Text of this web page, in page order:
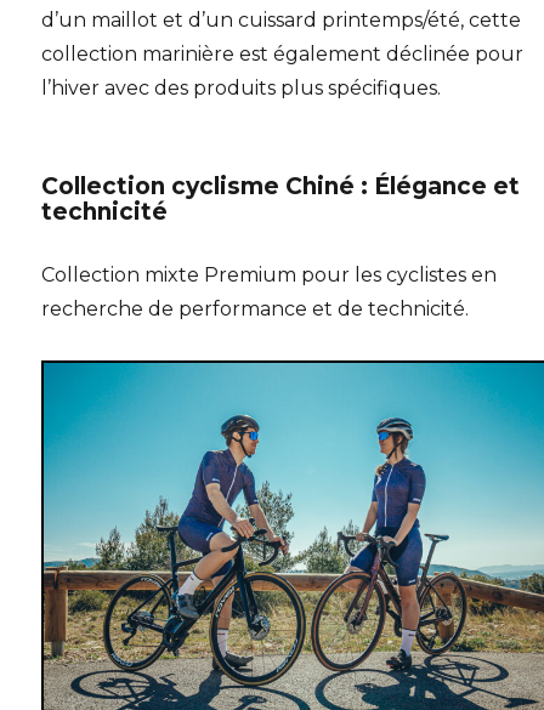
d’un maillot et d’un cuissard printemps/été, cette
collection marinière est également déclinée pour
l’hiver avec des produits plus spécifiques.
Collection cyclisme Chiné : Élégance et
technicité
Collection mixte Premium pour les cyclistes en
recherche de performance et de technicité.